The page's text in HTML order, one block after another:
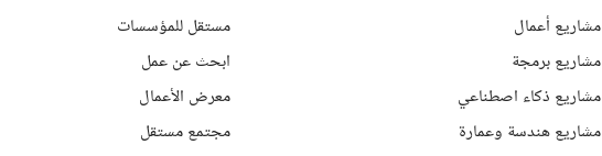
مشاريع أعمال
مشاريع برمجة
مشاريع ذكاء اصطناعي
مشاريع هندسة وعمارة
مستقل للمؤسسات
ابحث عن عمل
معرض الأعمال
مجتمع مستقل